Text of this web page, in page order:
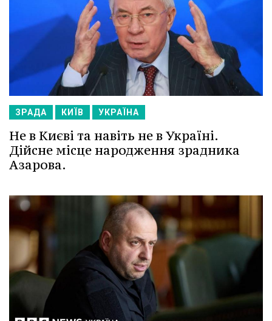
ЗРАДА КИЇВ УКРАЇНА
Не в Києві та навіть не в Україні.
Дійсне місце народження зрадника
Азарова.